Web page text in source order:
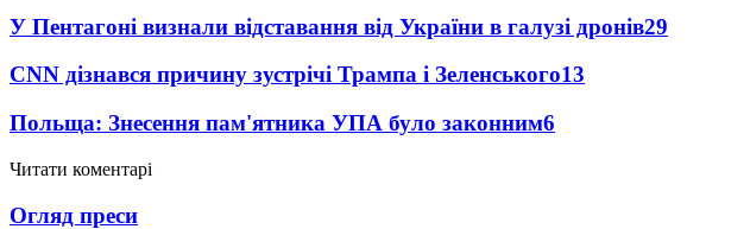
У Пентагоні визнали відставання від України в галузі дронів29
CNN дізнався причину зустрічі Трампа і Зеленського13
Польща: Знесення пам'ятника УПА було законним6
Читати коментарі
Огляд преси